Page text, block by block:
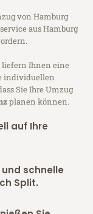
von Hamburg
aus Hamburg
liefern Ihnen eine
individuellen
Sie Ihre Umzug
planen können.
auf Ihre
schnelle
Split.